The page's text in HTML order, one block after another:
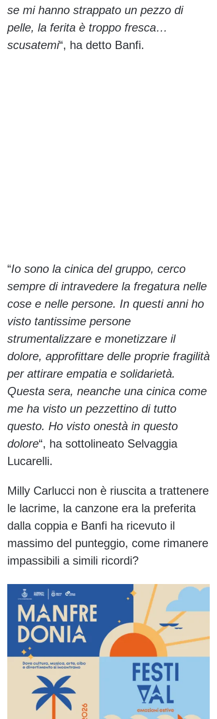
se mi hanno strappato un pezzo di
pelle, la ferita è troppo fresca…
scusatemi“, ha detto Banfi.
“Io sono la cinica del gruppo, cerco
sempre di intravedere la fregatura nelle
cose e nelle persone. In questi anni ho
visto tantissime persone
strumentalizzare e monetizzare il
dolore, approfittare delle proprie fragilità
per attirare empatia e solidarietà.
Questa sera, neanche una cinica come
me ha visto un pezzettino di tutto
questo. Ho visto onestà in questo
dolore“, ha sottolineato Selvaggia
Lucarelli.
Milly Carlucci non è riuscita a trattenere
le lacrime, la canzone era la preferita
dalla coppia e Banfi ha ricevuto il
massimo del punteggio, come rimanere
impassibili a simili ricordi?